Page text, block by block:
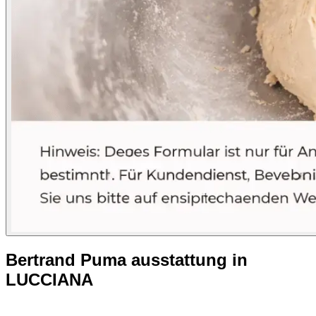
Bertrand Puma ausstattung in
LUCCIANA